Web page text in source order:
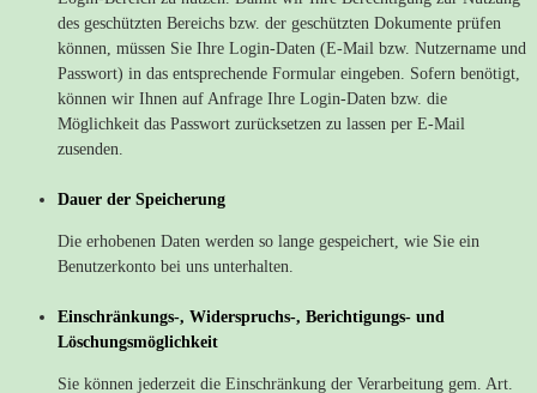
des geschützten Bereichs bzw. der geschützten Dokumente prüfen
können, müssen Sie Ihre Login-Daten (E-Mail bzw. Nutzername und
Passwort) in das entsprechende Formular eingeben. Sofern benötigt,
können wir Ihnen auf Anfrage Ihre Login-Daten bzw. die
Möglichkeit das Passwort zurücksetzen zu lassen per E-Mail
zusenden.
Dauer der Speicherung
Die erhobenen Daten werden so lange gespeichert, wie Sie ein
Benutzerkonto bei uns unterhalten.
Einschränkungs-, Widerspruchs-, Berichtigungs- und
Löschungsmöglichkeit
Sie können jederzeit die Einschränkung der Verarbeitung gem. Art.